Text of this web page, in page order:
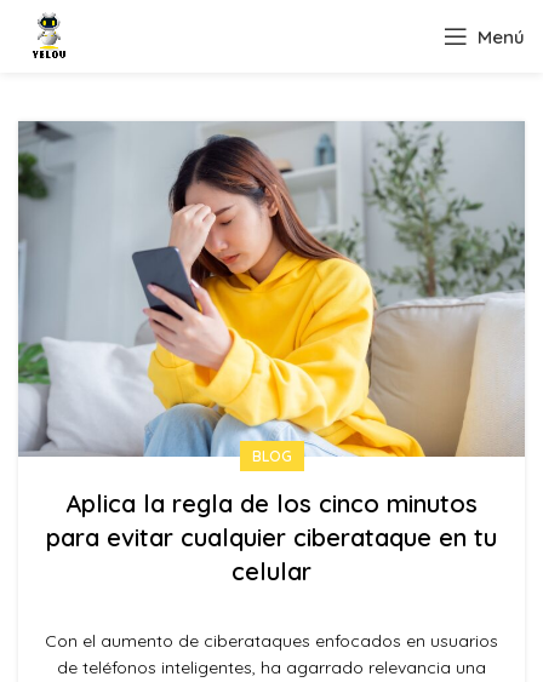
Menú
BLOG
Aplica la regla de los cinco minutos
para evitar cualquier ciberataque en tu
celular
Con el aumento de ciberataques enfocados en usuarios
de teléfonos inteligentes, ha agarrado relevancia una